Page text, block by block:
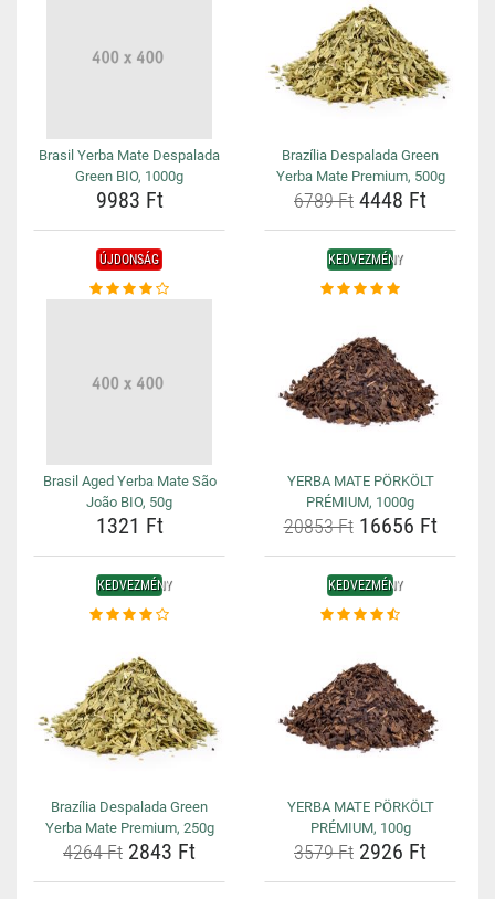
Brasil Yerba Mate Despalada
Green BIO, 1000g
9983 Ft
Brazília Despalada Green
Yerba Mate Premium, 500g
6789 Ft 4448 Ft
ÚJDONSÁG
Brasil Aged Yerba Mate São
João BIO, 50g
1321 Ft
KEDVEZMÉNY
YERBA MATE PÖRKÖLT
PRÉMIUM, 1000g
20853 Ft16656 Ft
KEDVEZMÉNY
Brazília Despalada Green
Yerba Mate Premium, 250g
4264 Ft 2843 Ft
KEDVEZMÉNY
YERBA MATE PÖRKÖLT
PRÉMIUM, 100g
3579 Ft 2926 Ft